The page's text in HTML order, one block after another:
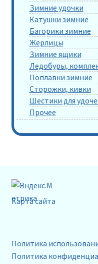
Зимние удочки
Катушки зимние
Багорики зимние
Жерлицы
Зимние ящики
Ледобуры,
Поплавки зимние
Сторожки, кивки
Шестики для
Прочее
Карта сайта
Политика
Политика